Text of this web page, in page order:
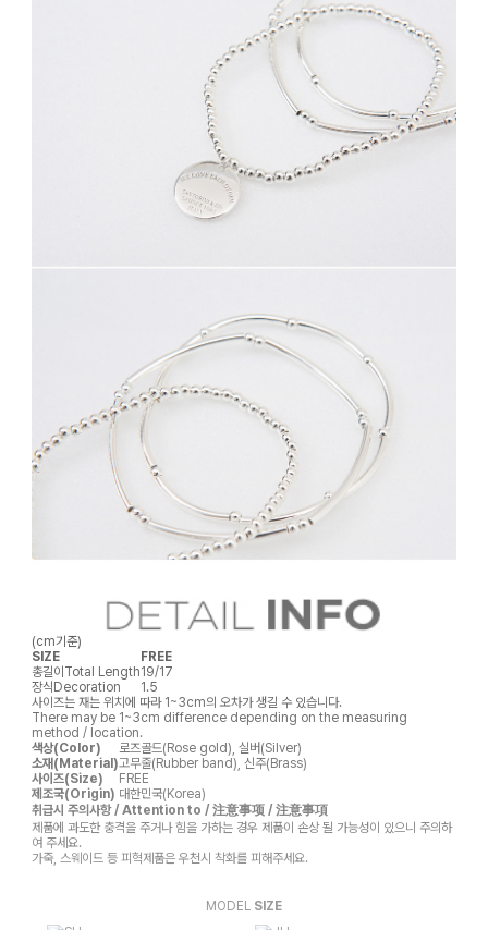
(cm기준)
SIZE
FREE
총길이 Total Length19/17
장식 Decoration
1.5
사이즈는 재는 위치에 따라 1~3cm의 오차가 생길 수 있습니다.
There may be 1~3cm difference depending on the measuring
method / location.
색상(Color)
로즈골드(Rose gold), 실버(Silver)
소재(Material)고무줄(Rubber band), 신주(Brass)
사이즈(Size)
FREE
제조국(Origin) 대한민국(Korea)
취급시 주의사항 / Attention to / 注意事项 / 注意事項
제품에 과도한 충격을 주거나 힘을 가하는 경우 제품이 손상 될 가능성이 있으니 주의하
여 주세요.
가죽, 스웨이드 등 피혁제품은 우천시 착화를 피해주세요.
MODEL SIZE